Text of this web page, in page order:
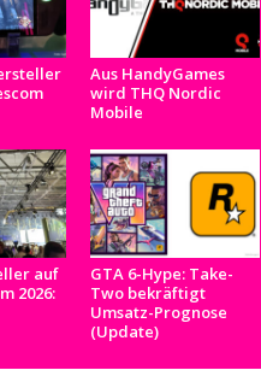
Aus HandyGames
wird THQ Nordic
Mobile
auf
2026:
GTA 6-Hype: Take-
Two bekräftigt
Umsatz-Prognose
(Update)